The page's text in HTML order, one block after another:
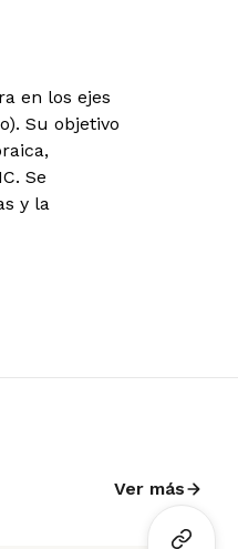
en los ejes
Su objetivo
Se
y la
Ver más